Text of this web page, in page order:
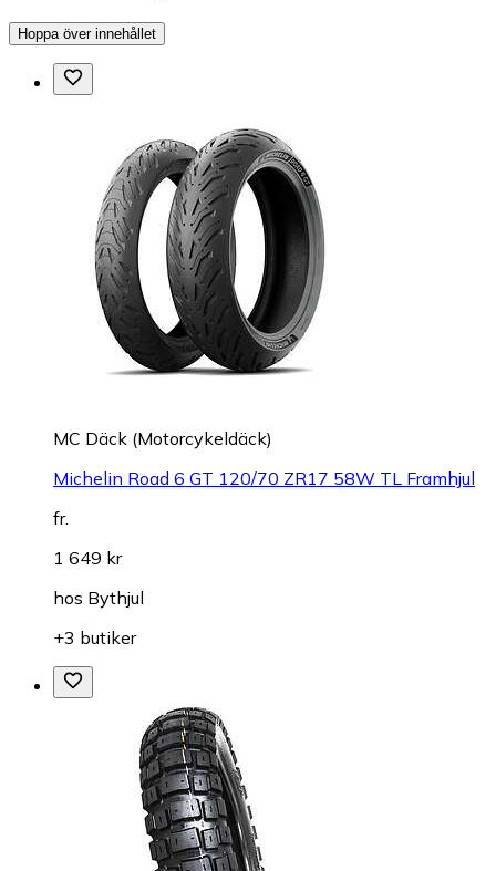
Hoppa över innehållet
MC Däck (Motorcykeldäck)
Michelin Road 6 GT 120/70 ZR17 58W TL Framhjul
fr.
1 649 kr
hos Bythjul
+3 butiker